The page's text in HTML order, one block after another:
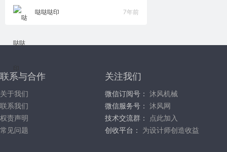
哒哒哒印 7年前
联系与合作
关于我们
联系我们
权责声明
常见问题
关注我们
微信订阅号： 沐风机械
微信服务号： 沐风网
技术交流群：
点此加入
创收平台： 为设计师创造收益